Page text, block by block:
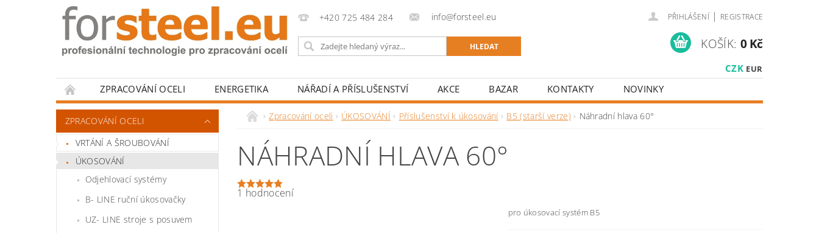
+420 725 484 284 info@forsteel.eu PŘIHLÁŠENÍ | REGISTRACE
CZK EUR
KOŠÍK: 0 Kč
ZPRACOVÁNÍ OCELI ENERGETIKA NÁŘADÍ A PŘÍSLUŠENSTVÍ AKCE BAZAR KONTAKTY
NOVINKY
HODNOCENÍ OBCHODU
ZPRACOVÁNÍ OCELI
VRTÁNÍ A ŠROUBOVÁNÍ
ÚKOSOVÁNÍ
Odjehlovací systémy
B- LINE ruční úkosovačky
UZ- LINE stroje s posuvem
Zpracování oceli ÚKOSOVÁNÍ Příslušenství k úkosování B5 (starší verze) Náhradní hlava 60°
NÁHRADNÍ HLAVA 60°
1 hodnocení
pro úkosovací systém B5